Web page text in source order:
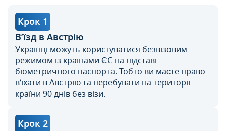
Крок 1
В’їзд в Австрію
Українці можуть користуватися безвізовим
режимом із країнами ЄС на підставі
біометричного паспорта. Тобто ви маєте право
в’їхати в Австрію та перебувати на території
країни 90 днів без візи.
Крок 2